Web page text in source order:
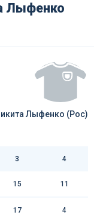
Лыфенко
Лыфенко (Рос)
3 4
15 11
17 4